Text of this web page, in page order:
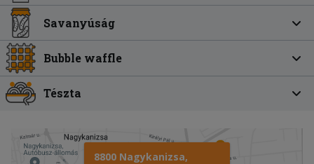
Savanyúság
Bubble waffle
Tészta
8800 Nagykanizsa,